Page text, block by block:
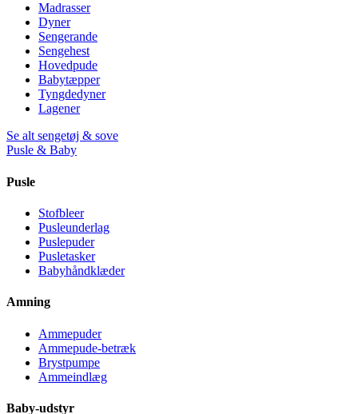
Madrasser
Dyner
Sengerande
Sengehest
Hovedpude
Babytæpper
Tyngdedyner
Lagener
Se alt sengetøj & sove
Pusle & Baby
Pusle
Stofbleer
Pusleunderlag
Puslepuder
Pusletasker
Babyhåndklæder
Amning
Ammepuder
Ammepude-betræk
Brystpumpe
Ammeindlæg
Baby-udstyr